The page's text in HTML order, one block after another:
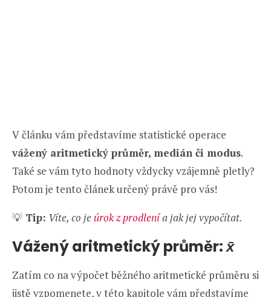
V článku vám představíme statistické operace
vážený aritmetický průměr, medián či modus.
Také se vám tyto hodnoty vždycky vzájemně pletly?
Potom je tento článek určený právě pro vás!
💡 Tip: Víte, co je úrok z prodlenía jak jej vypočítat.
Vážený aritmetický průměr:x̄
Zatím co na výpočet běžného aritmetické průměru si
jistě vzpomenete, v této kapitole vám představíme